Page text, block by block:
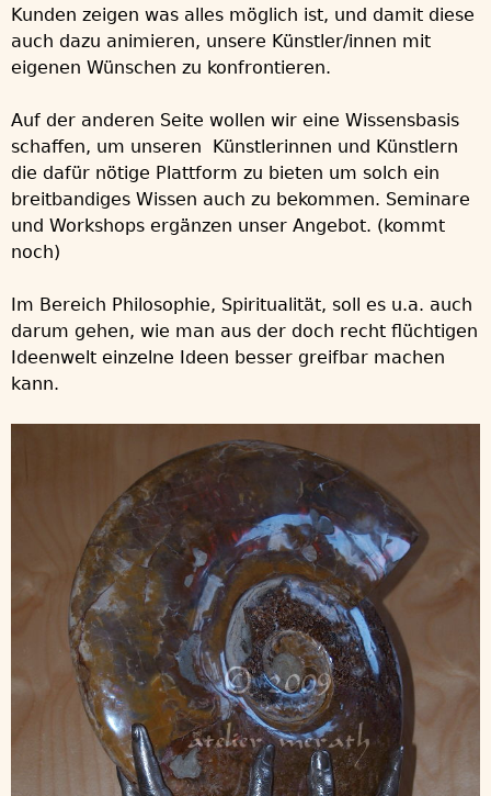
Kunden zeigen was alles möglich ist, und damit diese
auch dazu animieren, unsere Künstler/innen mit
eigenen Wünschen zu konfrontieren.
Auf der anderen Seite wollen wir eine Wissensbasis
schaffen, um unseren Künstlerinnen und Künstlern
die dafür nötige Plattform zu bieten um solch ein
breitbandiges Wissen auch zu bekommen. Seminare
und Workshops ergänzen unser Angebot. (kommt
noch)
Im Bereich Philosophie, Spiritualität, soll es u.a. auch
darum gehen, wie man aus der doch recht flüchtigen
Ideenwelt einzelne Ideen besser greifbar machen
kann.